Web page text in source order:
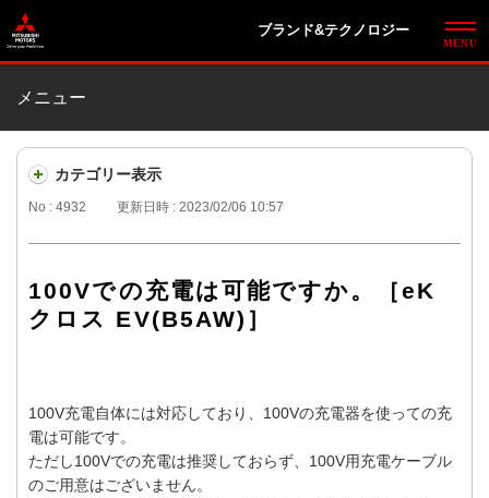
ブランド&テクノロジー
メニュー
カテゴリー表示
No : 4932 更新日時 : 2023/02/06 10:57
100Vでの充電は可能ですか。［eK
クロス EV(B5AW)］
100V充電自体には対応しており、100Vの充電器を使っての充
電は可能です。
ただし100Vでの充電は推奨しておらず、100V用充電ケーブル
のご用意はございません。